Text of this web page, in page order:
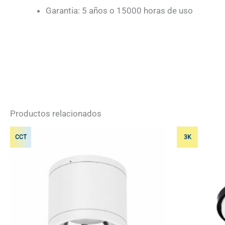
Garantia: 5 años o 15000 horas de uso
Productos relacionados
CCT 3K